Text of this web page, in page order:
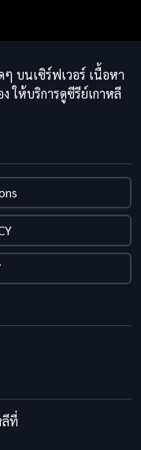
ๆ บนเซิร์ฟเวอร์ เนื้อหา
ให้บริการดูซีรีย์เกาหลี
ลีที่